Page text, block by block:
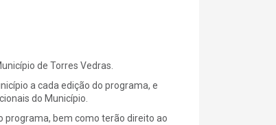
de Torres Vedras.
a cada edição do programa, e
do Município.
programa, bem como terão direito ao